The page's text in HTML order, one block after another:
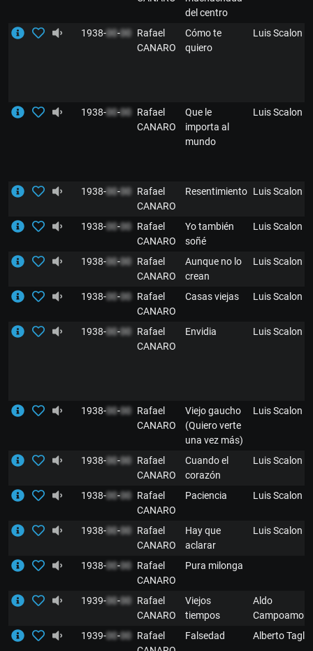
del centro
1938-00-00
Rafael
CANARO
Cómo te
quiero
Luis Scalon
1938-00-00
Rafael
CANARO
Que le
importa al
mundo
Luis Scalon
1938-00-00
Rafael
CANARO
Resentimiento Luis Scalon
1938-00-00
Rafael
CANARO
Yo también
soñé
Luis Scalon
1938-00-00
Rafael
CANARO
Aunque no lo
crean
Luis Scalon
1938-00-00
Rafael
CANARO
Casas viejas Luis Scalon
1938-00-00
Rafael
CANARO
Envidia Luis Scalon
1938-00-00
Rafael
CANARO
Viejo gaucho
(Quiero verte
una vez más)
Luis Scalon
1938-00-00
Rafael
CANARO
Cuando el
corazón
Luis Scalon
1938-00-00
Rafael
CANARO
Paciencia Luis Scalon
1938-00-00
Rafael
CANARO
Hay que
aclarar
Luis Scalon
1938-00-00
Rafael
CANARO
Pura milonga
1939-00-00
Rafael
CANARO
Viejos
tiempos
Aldo
Campoamor
1939-00-00
Rafael
Falsedad Alberto Tagle